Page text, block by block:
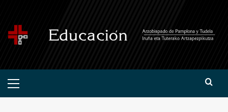
contenido
Menú